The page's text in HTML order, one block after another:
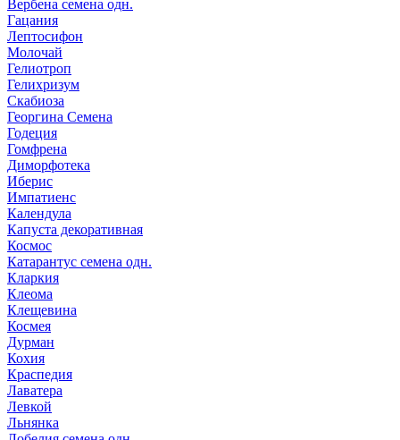
Вербена семена одн.
Гацания
Лептосифон
Молочай
Гелиотроп
Гелихризум
Скабиоза
Георгина Семена
Годеция
Гомфрена
Диморфотека
Иберис
Импатиенс
Календула
Капуста декоративная
Космос
Катарантус семена одн.
Кларкия
Клеома
Клещевина
Космея
Дурман
Кохия
Краспедия
Лаватера
Левкой
Льнянка